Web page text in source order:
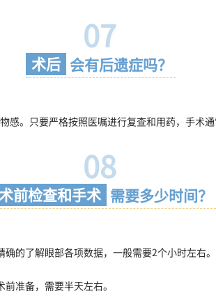
07
术后 会有后遗症吗？
。只要严格按照医嘱进行复查和用药，手术通
08
前检查和手术 需要多少时间？
的了解眼部各项数据，一般需要2个小时左右。
准备，需要半天左右。